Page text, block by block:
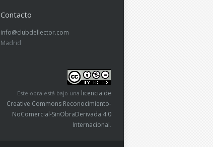
Contacto
info@clubdellector.com
Madrid
Este obra está bajo una licencia de
Creative Commons Reconocimiento-
NoComercial-SinObraDerivada 4.0
Internacional